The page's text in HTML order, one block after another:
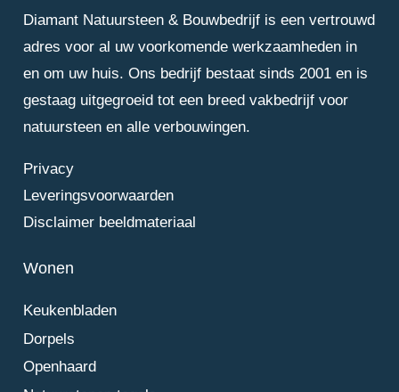
Diamant Natuursteen & Bouwbedrijf is een vertrouwd
adres voor al uw voorkomende werkzaamheden in
en om uw huis. Ons bedrijf bestaat sinds 2001 en is
gestaag uitgegroeid tot een breed vakbedrijf voor
natuursteen en alle verbouwingen.
Privacy
Leveringsvoorwaarden
Disclaimer beeldmateriaal
Wonen
Keukenbladen
Dorpels
Openhaard